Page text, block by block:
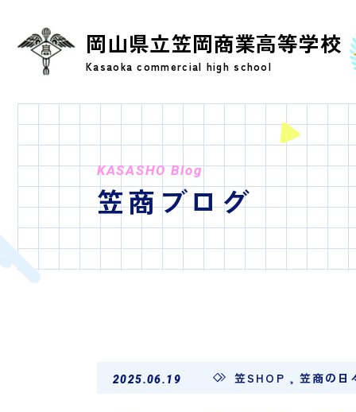
岡山県立笠岡商業高等学校
Kasaoka commercial high school
KASASHO Blog
笠商ブログ
2025.06.19 笠SHOP , 笠商の日